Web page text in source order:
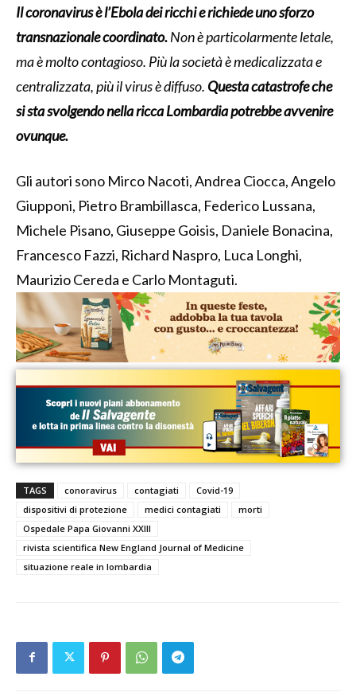
Il coronavirus è l’Ebola dei ricchi e richiede uno sforzo
transnazionale coordinato.Non è particolarmente letale,
ma è molto contagioso. Più la società è medicalizzata e
centralizzata, più il virus è diffuso. Questa catastrofe che
si sta svolgendo nella ricca Lombardia potrebbe avvenire
ovunque.
Gli autori sono Mirco Nacoti, Andrea Ciocca, Angelo
Giupponi, Pietro Brambillasca, Federico Lussana,
Michele Pisano, Giuseppe Goisis, Daniele Bonacina,
Francesco Fazzi, Richard Naspro, Luca Longhi,
Maurizio Cereda e Carlo Montaguti.
TAGS conoravirus contagiati
Covid-19
dispositivi di protezione
medici contagiati
morti
Ospedale Papa Giovanni XXIII
rivista scientifica New England Journal of Medicine
situazione reale in lombardia